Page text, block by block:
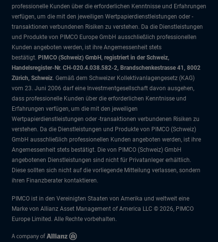
professionelle Kunden über die erforderlichen Kenntnisse und Erfahrungen
verfügen, um die mit den jeweiligen Wertpapierdienstleistungen oder -
transaktionen verbundenen Risiken zu verstehen. Da die Dienstleistungen
und Produkte von PIMCO Europe GmbH ausschließlich professionellen
Kunden angeboten werden, ist ihre Angemessenheit stets
bestätigt. PIMCO (Schweiz) GmbH, registriert in der Schweiz,
Handelsregister-Nr. CH-020.4.038.582-2, Brandschenkestrasse 41, 8002
Zürich, Schweiz. Gemäß dem Schweizer Kollektivanlagengesetz (KAG)
vom 23. Juni 2006 darf eine Investmentgesellschaft davon ausgehen,
dass professionelle Kunden über die erforderlichen Kenntnisse und
Erfahrungen verfügen, um die mit den jeweiligen
Wertpapierdienstleistungen oder -transaktionen verbundenen Risiken zu
verstehen. Da die Dienstleistungen und Produkte von PIMCO (Schweiz)
GmbH ausschließlich professionellen Kunden angeboten werden, ist ihre
Angemessenheit stets bestätigt. Die von PIMCO (Schweiz) GmbH
angebotenen Dienstleistungen sind nicht für Privatanleger erhältlich.
Diese sollten sich nicht auf die vorliegende Mitteilung verlassen, sondern
ihren Finanzberater kontaktieren.
PIMCO ist in den Vereinigten Staaten von Amerika und weltweit eine
Marke von Allianz Asset Management of America LLC © 2026, PIMCO
Europe Limited. Alle Rechte vorbehalten.